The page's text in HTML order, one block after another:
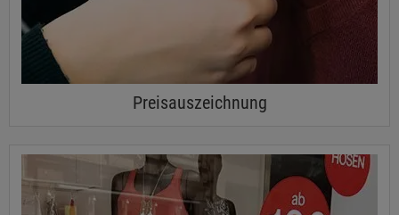
Preisauszeichnung